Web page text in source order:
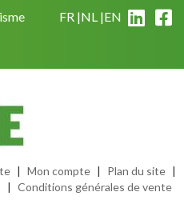
FR NL EN
| Mon compte | Plan du site |
| Conditions générales de vente